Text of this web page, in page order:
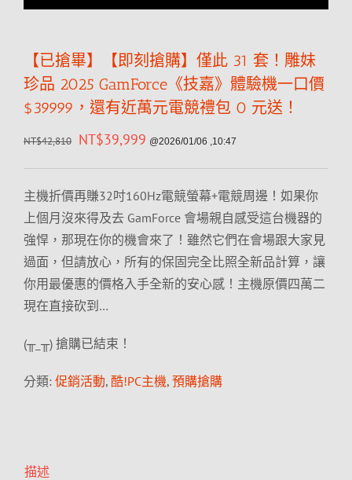
【已搶畢】【即刻搶購】僅此 31 套！雕妹
珍品 2025 GamForce《技嘉》體驗機一口價
$39999，還有近萬元電競禮包 0 元送！
NT$42,810 NT$39,999 @2026/01/06 ,10:47
主機折價再賺32吋160Hz電競螢幕+電競周邊！如果你
上個月沒來得及去 GamForce 會場親自感受這台機器的
強悍，那現在你的機會來了！雖然它們在會場跟大家見
過面，但請放心，所有的保固完全比照全新品計算，讓
你用最優惠的價格入手全新的安心感！主機原價四萬二
現在直接砍到…
(╥_╥) 搶購已結束！
分類: 促銷活動, 酷!PC主機, 預購搶購
描述